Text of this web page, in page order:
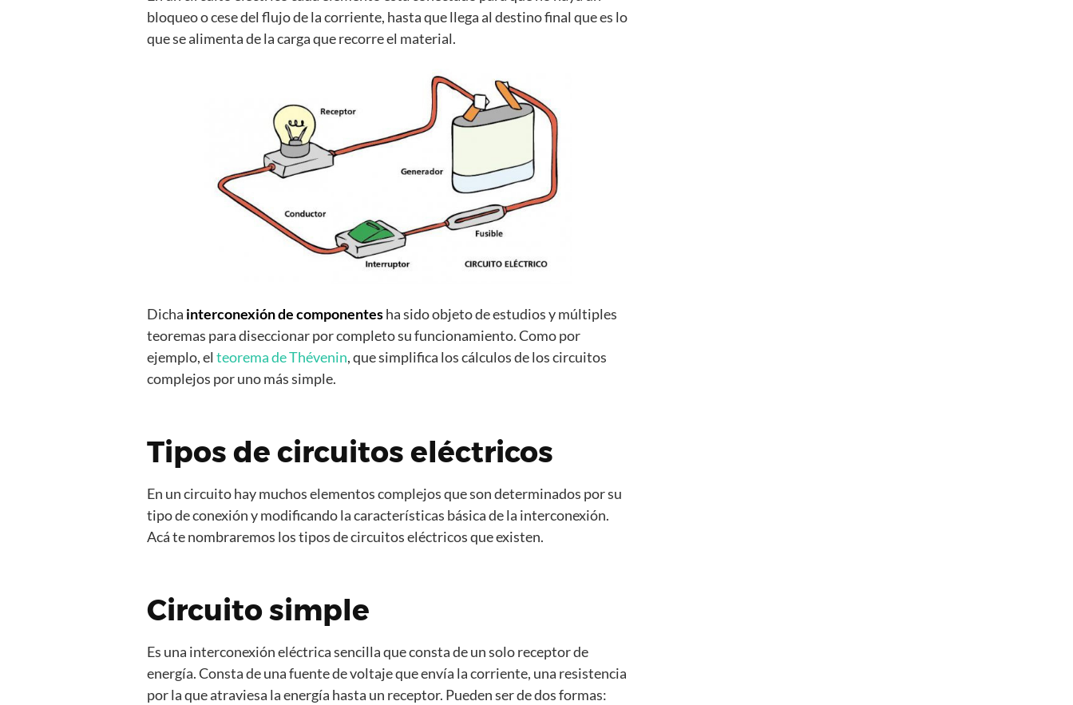
bloqueo o cese del flujo de la corriente, hasta que llega al destino final que es lo
que se alimenta de la carga que recorre el material.
Dicha interconexión de componentesha sido objeto de estudios y múltiples
teoremas para diseccionar por completo su funcionamiento. Como por
ejemplo, el teorema de Thévenin, que simplifica los cálculos de los circuitos
complejos por uno más simple.
Tipos de circuitos eléctricos
En un circuito hay muchos elementos complejos que son determinados por su
tipo de conexión y modificando la características básica de la interconexión.
Acá te nombraremos los tipos de circuitos eléctricos que existen.
Circuito simple
Es una interconexión eléctrica sencilla que consta de un solo receptor de
energía. Consta de una fuente de voltaje que envía la corriente, una resistencia
por la que atraviesa la energía hasta un receptor. Pueden ser de dos formas: